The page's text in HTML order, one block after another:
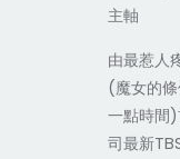
主軸
由最惹人
(魔女的
一點時間
司最新